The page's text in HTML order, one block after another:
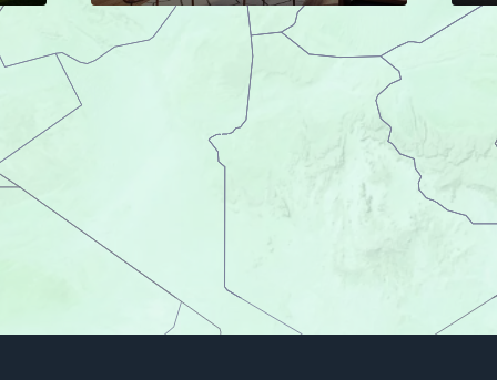
Accueil Trouver son logement
Auvergne-Rhône-
Alpes
Appartements neufs